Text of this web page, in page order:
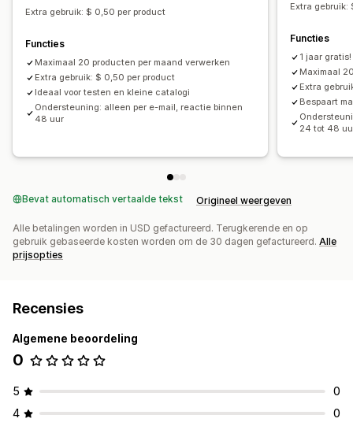
Extra gebruik: $ 0,50 per product
Functies
Maximaal 20 producten per maand verwerken
Extra gebruik: $ 0,50 per product
Ideaal voor testen en kleine catalogi
Ondersteuning: alleen per e-mail, reactie binnen
48 uur
Extra gebruik:
Functies
1 jaar gratis!
Maximaal
Extra
Bespaart
24 tot 48
Bevat automatisch vertaalde tekst Origineel weergeven
Alle betalingen worden in USD gefactureerd. Terugkerende en op
gebruik gebaseerde kosten worden om de 30 dagen gefactureerd. Alle
prijsopties
Recensies
Algemene beoordeling
0
5
0
4
0